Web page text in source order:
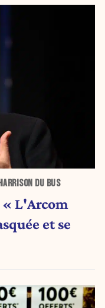
DU BUS
L'Arcom
et se